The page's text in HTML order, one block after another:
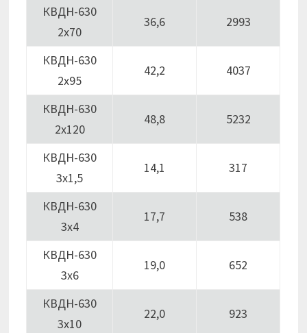
КВДН-630
2х70
36,6 2993
КВДН-630
2х95
42,2 4037
КВДН-630
2х120
48,8 5232
КВДН-630
3х1,5
14,1 317
КВДН-630
3х4
17,7 538
КВДН-630
3х6
19,0 652
КВДН-630
3х10
22,0 923